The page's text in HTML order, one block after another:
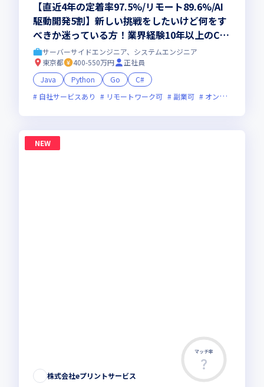
【直近4年の定着率97.5%/リモート89.6%/AI
駆動開発5割】新しい挑戦をしたいけど何をす
べきか迷っている方！業界経験10年以上のCS
が共同で作るオーダーメイドのキャリア設計
で、市場価値＋年収UPしませんか？
サーバーサイドエンジニア、システムエンジニア
東京都
400-550万円
正社員
Java
Python Go
C#
自社サービスあり
リモートワーク可 副業可 オンライン選考可
NEW
マッチ率
株式会社eプリントサービス